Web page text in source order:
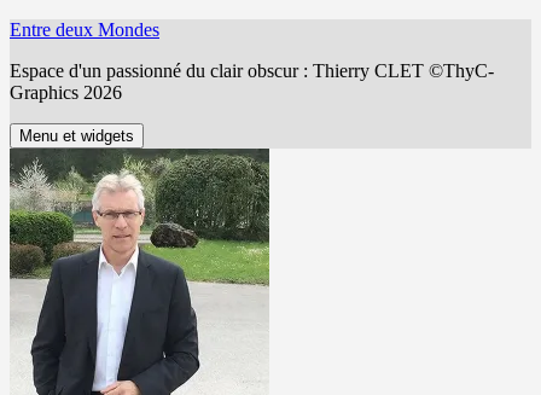
Aller
contenu
Entre deux Mondes
Espace d'un passionné du clair obscur : Thierry CLET ©ThyC-
Graphics 2026
Menu et widgets